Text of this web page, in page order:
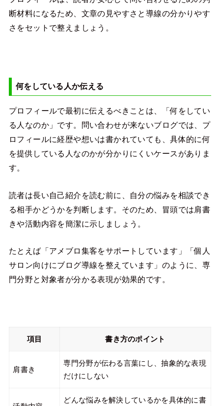
断材料になるため、文章の見やすさと導線の分かりやす
さをセットで整えましょう。
何をしている人か伝える
プロフィールで最初に伝えるべきことは、「何をしてい
る人なのか」です。問い合わせが来ないブログでは、プ
ロフィールに経歴や想いは書かれていても、具体的に何
を提供している人なのかが分かりにくいケースがありま
す。
読者は長い自己紹介を読む前に、自分の悩みを相談でき
る相手かどうかを判断します。そのため、冒頭では肩書
きや活動内容を簡潔に示しましょう。
たとえば「アメブロ集客をサポートしています」「個人
サロン向けにブログ導線を整えています」のように、専
門分野と対象者が分かる表現が効果的です。
項目 書き方のポイント
肩書き
専門分野が伝わる言葉にし、抽象的な表現
だけにしない
どんな悩みを解決しているかを具体的に書